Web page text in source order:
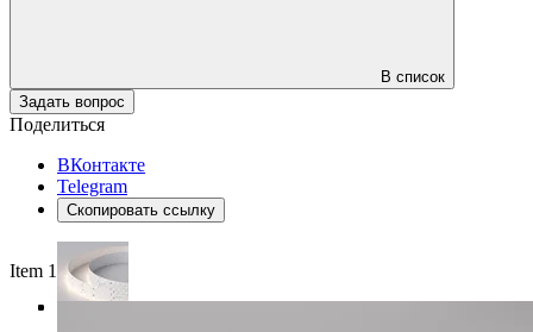
В список
Задать вопрос
Поделиться
ВКонтакте
Telegram
Скопировать ссылку
Item 1 of 4